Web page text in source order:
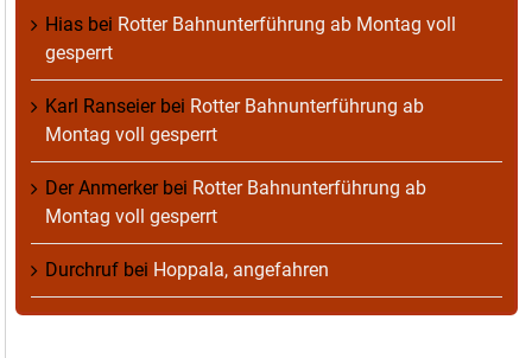
Hias bei Rotter Bahnunterführung ab Montag voll
gesperrt
Karl Ranseierbei Rotter Bahnunterführung ab
Montag voll gesperrt
Der Anmerkerbei Rotter Bahnunterführung ab
Montag voll gesperrt
Durchruf bei Hoppala, angefahren